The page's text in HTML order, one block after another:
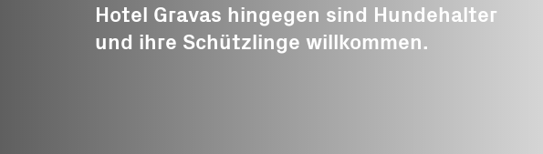
Trauerspende
Erbschaft, Legat
Energie
Hotel Gravas hingegen sind Hundehalter
und ihre Schützlinge willkommen.